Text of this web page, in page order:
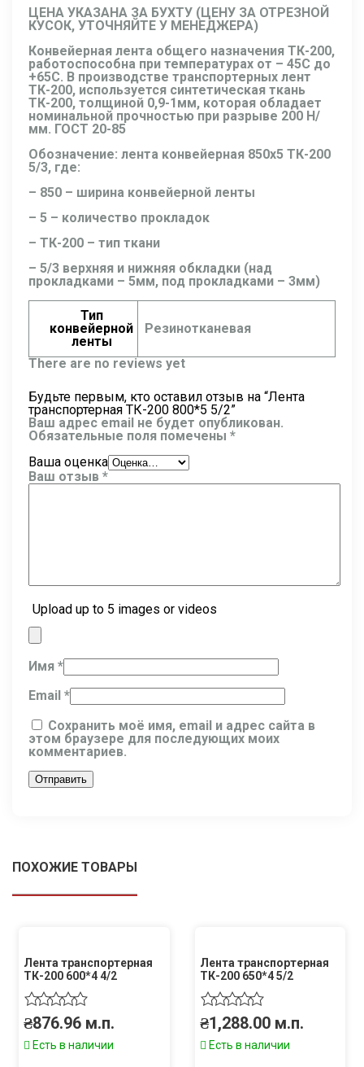
ЦЕНА УКАЗАНА ЗА БУХТУ (ЦЕНУ ЗА ОТРЕЗНОЙ
КУСОК, УТОЧНЯЙТЕ У МЕНЕДЖЕРА)
Конвейерная лента общего назначения ТК-200,
работоспособна при температурах от – 45С до
+65С. В производстве транспортерных лент
ТК-200, используется синтетическая ткань
ТК-200, толщиной 0,9-1мм, которая обладает
номинальной прочностью при разрыве 200 Н/
мм. ГОСТ 20-85
Обозначение: лента конвейерная 850х5 ТК-200
5/3, где:
– 850 – ширина конвейерной ленты
– 5 – количество прокладок
– ТК-200 – тип ткани
– 5/3 верхняя и нижняя обкладки (над
прокладками – 5мм, под прокладками – 3мм)
Тип
конвейерной
ленты
Резинотканевая
There are no reviews yet
Будьте первым, кто оставил отзыв на “Лента
транспортерная ТК-200 800*5 5/2”
Ваш адрес email не будет опубликован.
Обязательные поля помечены *
Ваша оценка
Ваш отзыв *
Upload up to 5 images or videos
Имя *
Email *
Сохранить моё имя, email и адрес сайта в
этом браузере для последующих моих
комментариев.
ПОХОЖИЕ ТОВАРЫ
Лента транспортерная
ТК-200 600*4 4/2
₴876.96 м.п.
Есть в наличии
Лента транспортерная
ТК-200 650*4 5/2
₴1,288.00 м.п.
Есть в наличии